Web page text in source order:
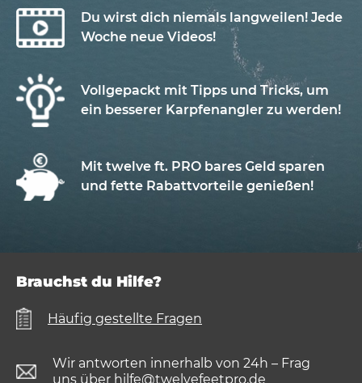
passwort
Du wirst dich niemals langweilen! Jede
Woche neue Videos!
Vollgepackt mit Tipps und Tricks, um
ein besserer Karpfenangler zu werden!
Mit twelve ft. PRO bares Geld sparen
und fette Rabattvorteile genießen!
Brauchst du Hilfe?
Häufig gestellte Fragen
Wir antworten innerhalb von 24h – Frag
uns über hilfe@twelvefeetpro.de